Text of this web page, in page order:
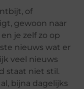
of
gewoon naar
je zelf zo op
nieuws wat er
veel nieuws
staat niet stil.
bijna dagelijks